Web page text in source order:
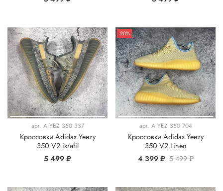
арт. A YEZ 350 337
Кроссовки Adidas Yeezy
350 V2 israfil
5 499 ₽
-20%
арт. A YEZ 350 704
Кроссовки Adidas Yeezy
350 V2 Linen
4 399 ₽ 5 499 ₽